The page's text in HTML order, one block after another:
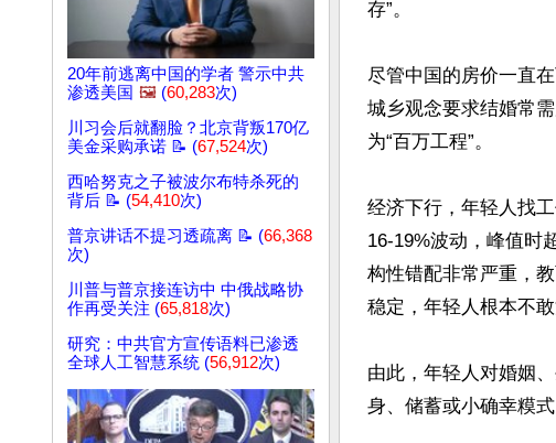
20年前逃离中国的学者 警示中共
渗透美国 🖼️ (60,283次)
川习会后就翻脸？北京背叛170亿
美金采购承诺 📝 (67,524次)
西哈努克之子被波尔布特杀死的
背后 📝 (54,410次)
普京讲话不提习透疏离 📝 (66,368
次)
川普与普京接连访中 中俄战略协
作再受关注 (65,818次)
研究：中共官方宣传语料已渗透
全球人工智慧系统 (56,912次)
存”。
尽管中国的房价一直
城乡观念要求结婚常
为“百万工程”。
经济下行，年轻人找
16-19%波动，峰值时
构性错配非常严重，
稳定，年轻人根本不
由此，年轻人对婚姻
身、储蓄或小确幸糢